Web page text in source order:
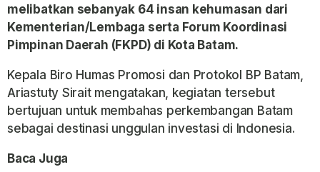
melibatkan sebanyak 64 insan kehumasan dari
Kementerian/Lembaga serta Forum Koordinasi
Pimpinan Daerah (FKPD) di Kota Batam.
Kepala Biro Humas Promosi dan Protokol BP Batam,
Ariastuty Sirait mengatakan, kegiatan tersebut
bertujuan untuk membahas perkembangan Batam
sebagai destinasi unggulan investasi di Indonesia.
Baca Juga